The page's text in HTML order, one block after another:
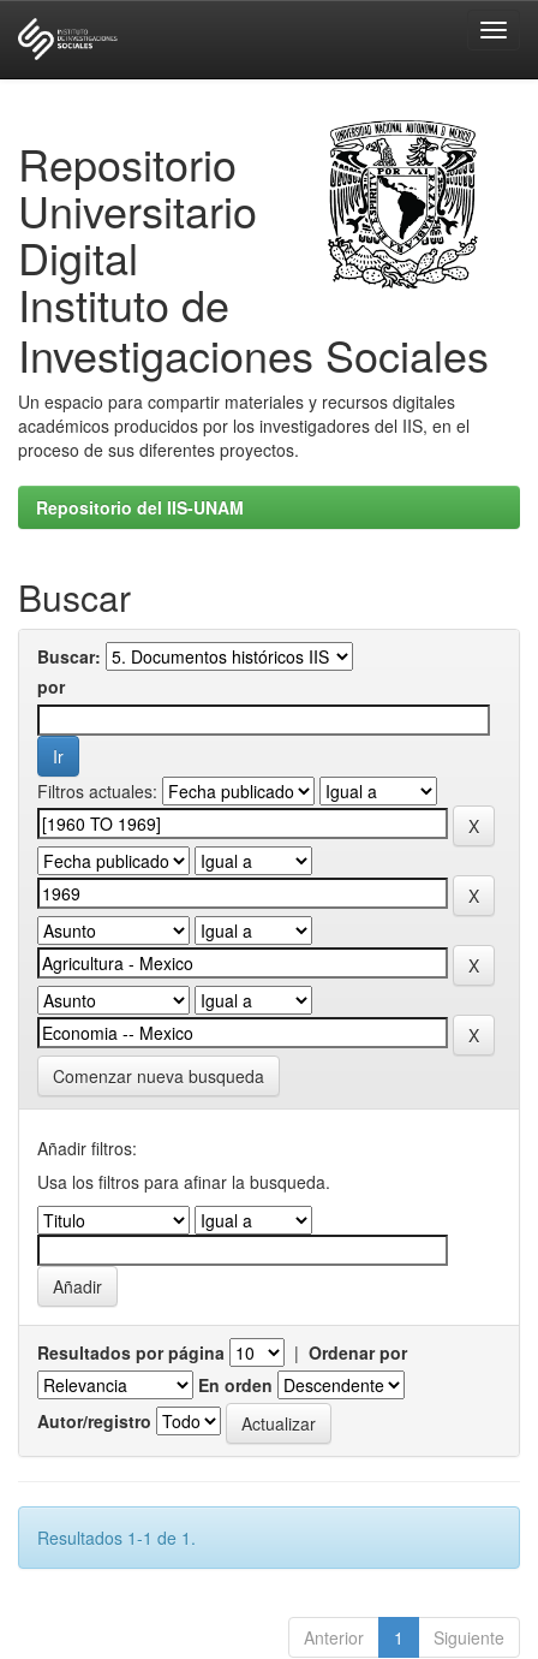
Repositorio
Universitario
Digital
Instituto de
Investigaciones Sociales
Un espacio para compartir materiales y recursos digitales
académicos producidos por los investigadores del IIS, en el
proceso de sus diferentes proyectos.
Repositorio del IIS-UNAM
Buscar
Buscar:
por
Filtros actuales:
Comenzar nueva busqueda
Añadir filtros:
Usa los filtros para afinar la busqueda.
Resultados por página | Ordenar por
En orden
Autor/registro
Resultados 1-1 de 1.
Anterior 1 Siguiente